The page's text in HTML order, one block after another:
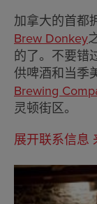
加拿大的首都
Brew Donkey
的了。不要错
供啤酒和当季
Brewing
灵顿街区。
展开联系信息